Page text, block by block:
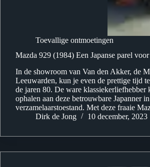
Toevallige ontmoetingen
Mazda 929 (1984) Een Japanse parel
In de showroom van Van den Akker, de
Leeuwarden, kun je even de prettige tijd
de jaren 80. De ware klassiekerliefhebber
ophalen aan deze betrouwbare Japanner in
verzamelaarstoestand. Met deze fraaie
Dirk de Jong
10 december, 2023